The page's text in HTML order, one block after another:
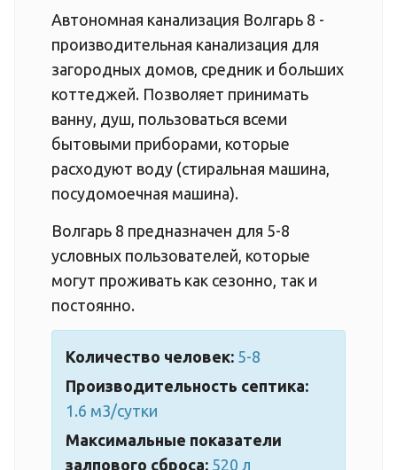
Автономная канализация Волгарь 8 -
производительная канализация для
загородных домов, средник и больших
коттеджей. Позволяет принимать
ванну, душ, пользоваться всеми
бытовыми приборами, которые
расходуют воду (стиральная машина,
посудомоечная машина).
Волгарь 8 предназначен для 5-8
условных пользователей, которые
могут проживать как сезонно, так и
постоянно.
Количество человек: 5-8
Производительность септика:
1.6 м3/сутки
Максимальные показатели
залпового сброса: 520 л